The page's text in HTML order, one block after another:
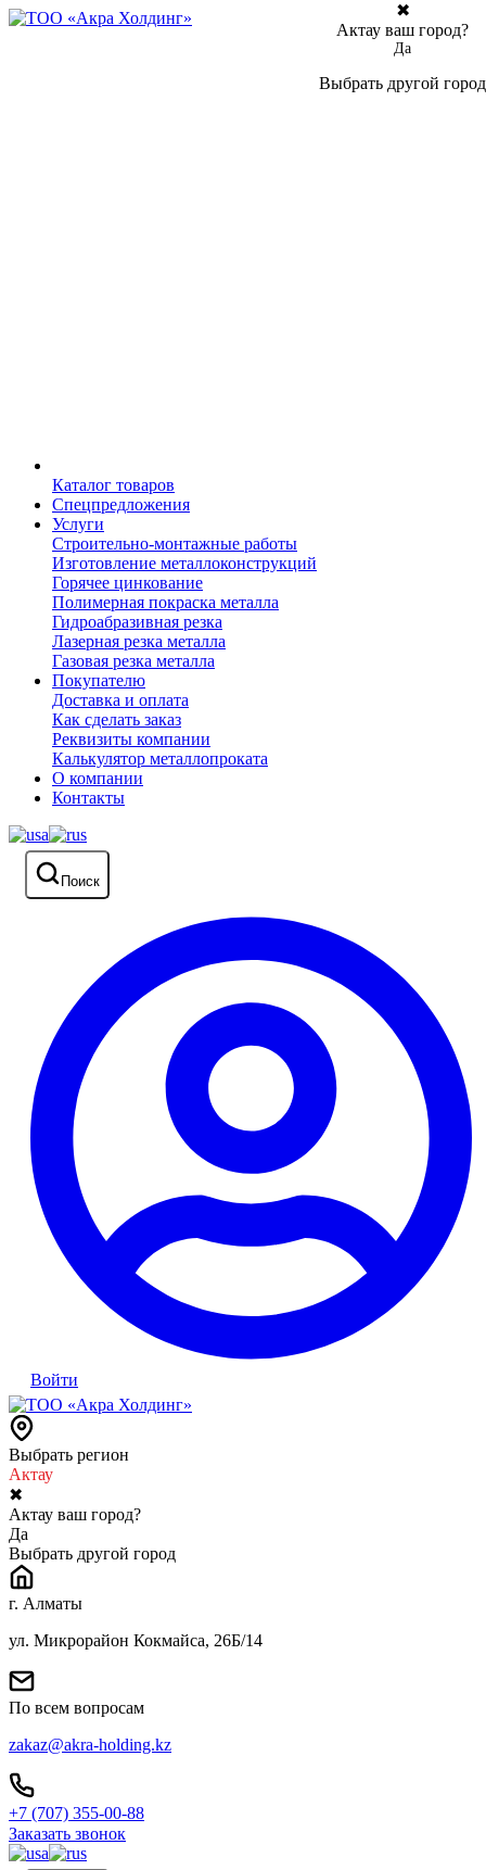
Каталог товаров
Спецпредложения
Услуги
Строительно-монтажные работы
Изготовление металлоконструкций
Горячее цинкование
Полимерная покраска металла
Гидроабразивная резка
Лазерная резка металла
Газовая резка металла
Покупателю
Доставка и оплата
Как сделать заказ
Реквизиты компании
Калькулятор металлопроката
О компании
Контакты
Поиск
Войти
Выбрать регион
Актау
✖
Актау ваш город?
Да
Выбрать другой город
г. Алматы
ул. Микрорайон Кокмайса, 26Б/14
По всем вопросам
zakaz@akra-holding.kz
+7 (707) 355-00-88
Заказать звонок
✖
Актау ваш город?
Да
Выбрать другой город